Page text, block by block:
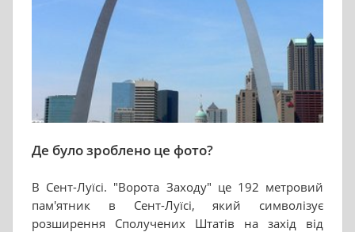
Де було зроблено це фото?
В Сент-Луїсі. "Ворота Заходу" це 192 метровий
пам'ятник в Сент-Луїсі, який символізує
розширення Сполучених Штатів на захід від